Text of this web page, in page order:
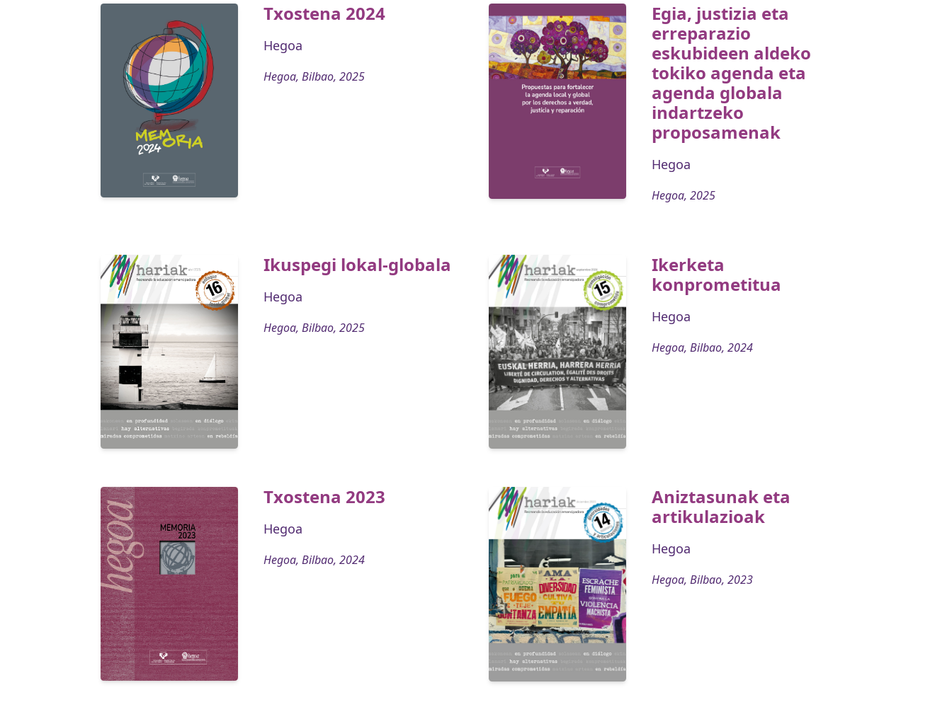
Txostena 2024
Hegoa
Hegoa, Bilbao, 2025
Egia, justizia eta
erreparazio
eskubideen aldeko
tokiko agenda eta
agenda globala
indartzeko
proposamenak
Hegoa
Hegoa, 2025
Ikuspegi lokal-globala
Hegoa
Hegoa, Bilbao, 2025
Ikerketa
konprometitua
Hegoa
Hegoa, Bilbao, 2024
Txostena 2023
Hegoa
Hegoa, Bilbao, 2024
Aniztasunak eta
artikulazioak
Hegoa
Hegoa, Bilbao, 2023